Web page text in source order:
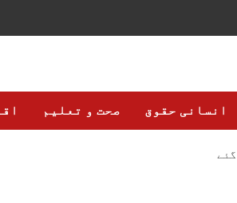
انسانی حقوق صحت و تعلیم